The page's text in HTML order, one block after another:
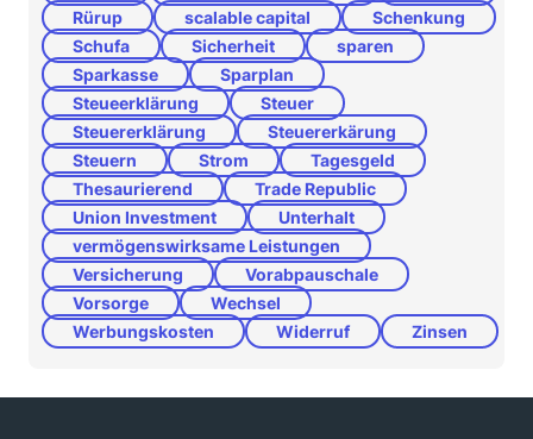
Rürup
scalable capital
Schenkung
Schufa
Sicherheit
sparen
Sparkasse
Sparplan
Steueerklärung
Steuer
Steuererklärung
Steuererkärung
Steuern
Strom
Tagesgeld
Thesaurierend
Trade Republic
Union Investment
Unterhalt
vermögenswirksame Leistungen
Versicherung
Vorabpauschale
Vorsorge
Wechsel
Werbungskosten
Widerruf Zinsen